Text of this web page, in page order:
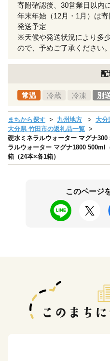
寄附確認後、30営業日以内
年末年始（12月・1月）は
発送予定
※天候や発送状況により多
ので、予めご了承ください。
配
常温 冷蔵 冷凍 別
まちから探す 九州地方
大分
大分県 竹田市の返礼品一覧
硬水ミネラルウォーター マグナ
ラルウォーター マグナ1800 500ml
箱（24本×各1箱）
このページ